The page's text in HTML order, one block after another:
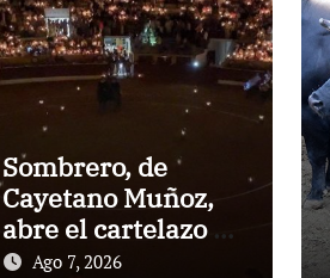
Sombrero, de
Cayetano Muñoz,
abre el cartelazo de
Marbella
Ago 7, 2026